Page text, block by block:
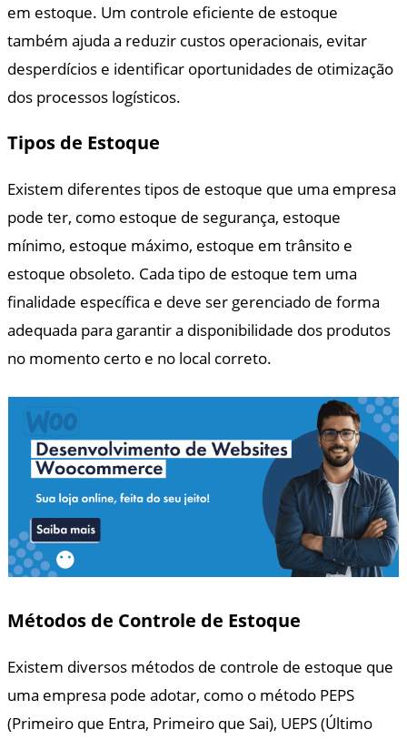
em estoque. Um controle eficiente de estoque
também ajuda a reduzir custos operacionais, evitar
desperdícios e identificar oportunidades de otimização
dos processos logísticos.
Tipos de Estoque
Existem diferentes tipos de estoque que uma empresa
pode ter, como estoque de segurança, estoque
mínimo, estoque máximo, estoque em trânsito e
estoque obsoleto. Cada tipo de estoque tem uma
finalidade específica e deve ser gerenciado de forma
adequada para garantir a disponibilidade dos produtos
no momento certo e no local correto.
Métodos de Controle de Estoque
Existem diversos métodos de controle de estoque que
uma empresa pode adotar, como o método PEPS
(Primeiro que Entra, Primeiro que Sai), UEPS (Último